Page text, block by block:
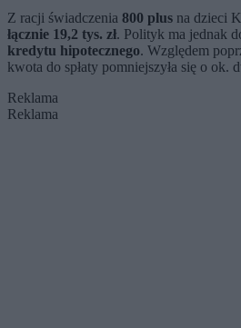
Z racji świadczenia 800 plus na dzieci
łącznie 19,2 tys. zł. Polityk ma jednak
kredytu hipotecznego. Względem
kwota do spłaty pomniejszyła się o ok.
Reklama
Reklama